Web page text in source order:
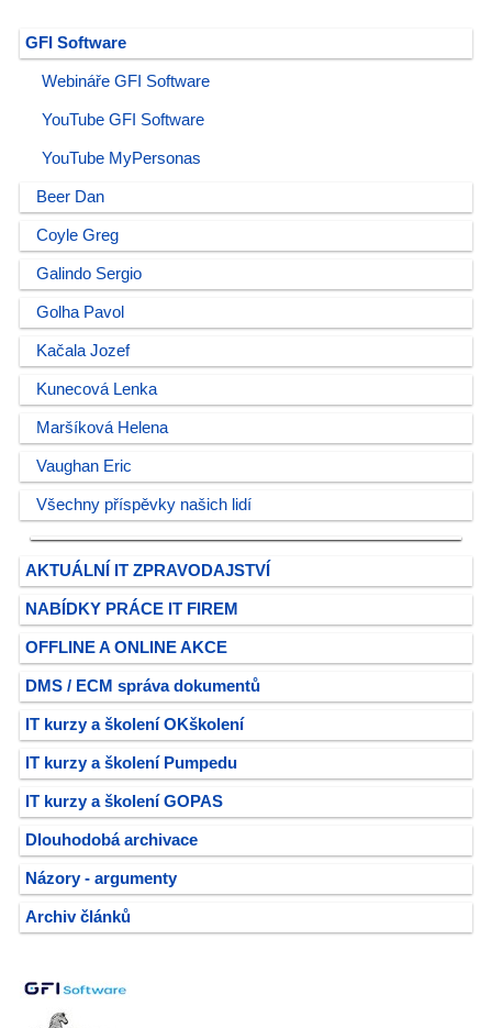
GFI Software
Webináře GFI Software
YouTube GFI Software
YouTube MyPersonas
Beer Dan
Coyle Greg
Galindo Sergio
Golha Pavol
Kačala Jozef
Kunecová Lenka
Maršíková Helena
Vaughan Eric
Všechny příspěvky našich lidí
AKTUÁLNÍ IT ZPRAVODAJSTVÍ
NABÍDKY PRÁCE IT FIREM
OFFLINE A ONLINE AKCE
DMS / ECM správa dokumentů
IT kurzy a školení OKškolení
IT kurzy a školení Pumpedu
IT kurzy a školení GOPAS
Dlouhodobá archivace
Názory - argumenty
Archiv článků